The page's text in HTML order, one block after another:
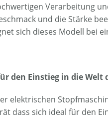
Verarbeitung
und die Stärke
sich dieses Modell bei
den Einstieg in die Welt
elektrischen
dass sich ideal für den